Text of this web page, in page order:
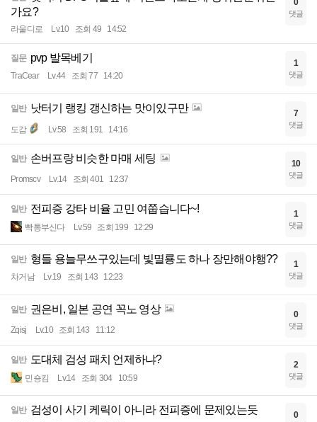
가요?
라울디로 Lv.10 조회 49 14:52
댓글
질문 pvp 발목베기
TraCear Lv.44 조회 77 14:20
1
댓글
일반 낫터기 랭킹 갱신하는 맛이있구만
도감 Lv.58 조회 191 14:16
7
댓글
일반 손버프랑 비슷한 마매 세팅
Promscv Lv.14 조회 401 12:37
10
댓글
일반 전피증 강타 비율 고민 여쭙습니다~!
빡통부신다 Lv.59 조회 199 12:29
1
댓글
일반 형들 용늘무쓰구있는데 빛멸룡도 하나 장만해야행??
차거남 Lv.19 조회 143 12:23
1
댓글
일반 권은비, 일본 공연 꼭노 영상
Zqisj Lv.10 조회 143 11:12
0
댓글
일반 도대체 검성 패치 언제하냐?
민숑킴 Lv.14 조회 304 10:59
2
댓글
일반 검성이 사기 케릭이 아니라 전피증에 문제있는듯 0